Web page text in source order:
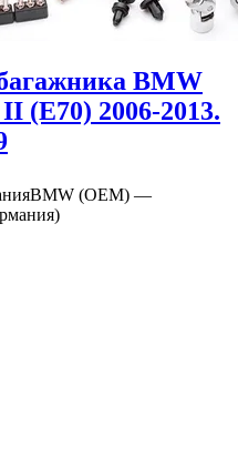
BMW
(E70) 2006-2013.
BMW (OEM) —